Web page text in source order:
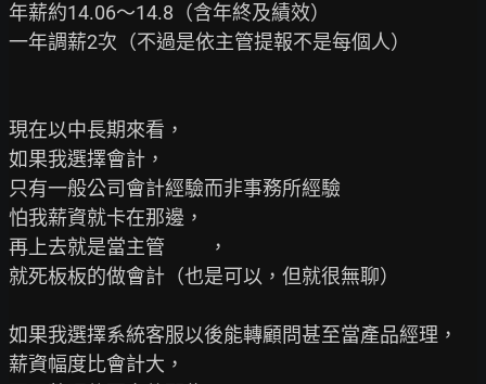
年薪約14.06～14.8（含年終及績效）
一年調薪2次（不過是依主管提報不是每個人）
現在以中長期來看，
如果我選擇會計，
只有一般公司會計經驗而非事務所經驗
怕我薪資就卡在那邊，
再上去就是當主管          ，
就死板板的做會計（也是可以，但就很無聊）
如果我選擇系統客服以後能轉顧問甚至當產品經理，
薪資幅度比會計大，